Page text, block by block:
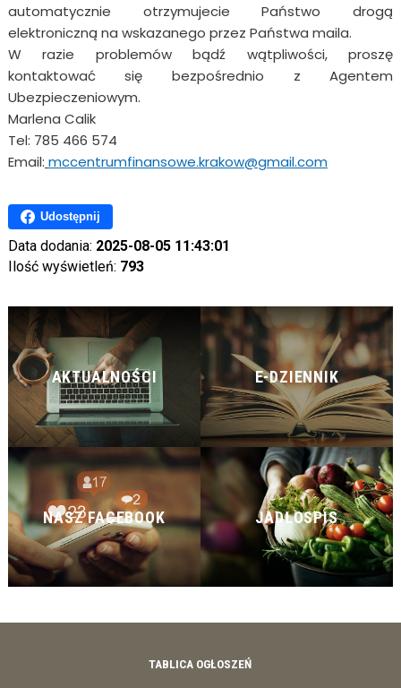
automatycznie otrzymujecie Państwo drogą
elektroniczną na wskazanego przez Państwa maila.
W razie problemów bądź wątpliwości, proszę
kontaktować się bezpośrednio z Agentem
Ubezpieczeniowym.
Marlena Calik
Tel: 785 466 574
Email: mccentrumfinansowe.krakow@gmail.com
Udostępnij
Data dodania: 2025-08-05 11:43:01
Ilość wyświetleń: 793
AKTUALNOŚCI E-DZIENNIK
NASZ FACEBOOK JADŁOSPIS
TABLICA OGŁOSZEŃ